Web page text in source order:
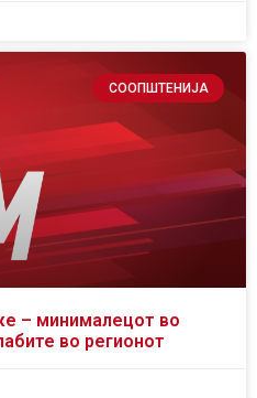
СООПШТЕНИЈА
– минималецот во
во регионот